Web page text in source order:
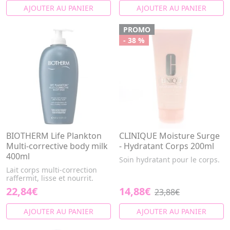
AJOUTER AU PANIER AJOUTER AU PANIER
BIOTHERM Life Plankton
Multi-corrective body milk
400ml
Lait corps multi-correction
raffermit, lisse et nourrit.
22,84€
AJOUTER AU PANIER
PROMO
- 38 %
CLINIQUE Moisture Surge
- Hydratant Corps 200ml
Soin hydratant pour le corps.
14,88€ 23,88€
AJOUTER AU PANIER